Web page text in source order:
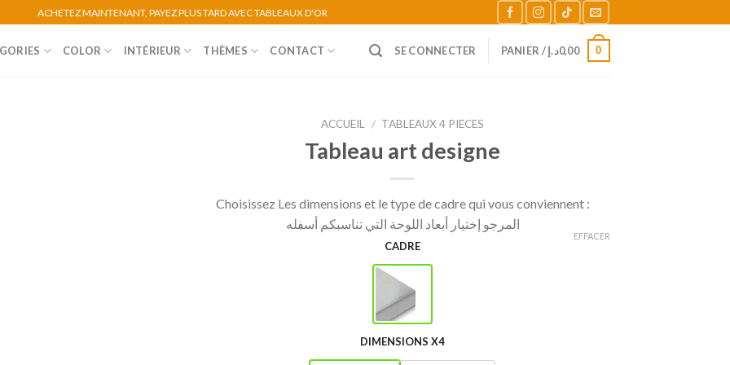
ACHETEZ MAINTENANT, PAYEZ PLUS TARD AVEC TABLEAUX D'OR
COLOR INTÉRIEUR THÈMES CONTACT SE CONNECTER PANIER / 0,00د.إ 0
ACCUEIL / TABLEAUX 4 PIECES
Tableau art designe
Choisissez Les dimensions et le type de cadre qui vous conviennent :
المرجو إختيار أبعاد اللوحة التي تناسبكم أسفله
CADRE
DIMENSIONS X4
EFFACER